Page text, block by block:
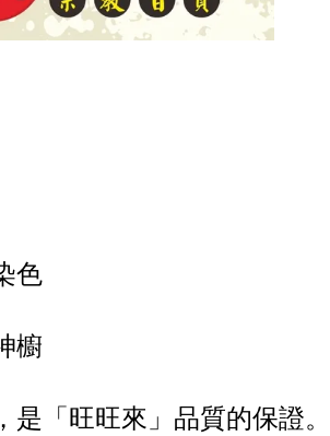
色
櫥
「旺旺來」品質的保證。